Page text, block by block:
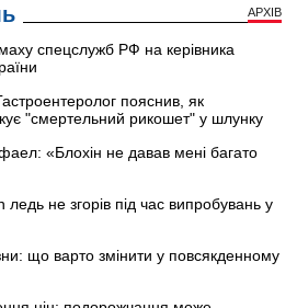
АРХІВ
спецслужб РФ на керівника
пояснив, як
"смертельний рикошет" у шлунку
«Блохін не давав мені багато
не згорів під час випробувань у
що варто змінити у повсякденному